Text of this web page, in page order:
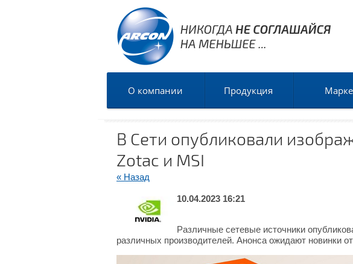
О компании Продукция
В Сети опубликовали
Zotac и MSI
« Назад
10.04.2023 16:21
Различные сетевые источники
различных производителей. Анонса ожидают новинки